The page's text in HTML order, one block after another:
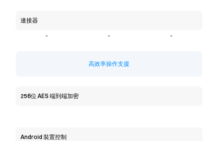
連接器
- - -
高效率操作支援
256位 AES 端到端加密
Android 裝置控制